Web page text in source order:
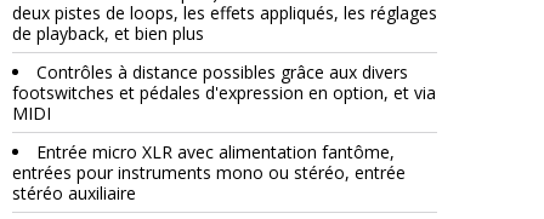
deux pistes de loops, les effets appliqués, les réglages
de playback, et bien plus
Contrôles à distance possibles grâce aux divers
footswitches et pédales d'expression en option, et via
MIDI
Entrée micro XLR avec alimentation fantôme,
entrées pour instruments mono ou stéréo, entrée
stéréo auxiliaire